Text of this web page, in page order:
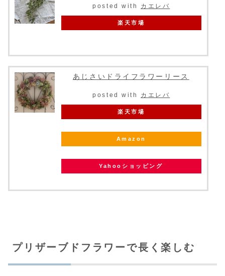
posted with カエレバ
楽天市場
あじさいドライフラワーリース
posted with カエレバ
楽天市場
Amazon
Yahooショッピング
プリザーブドフラワーで長く楽しむ